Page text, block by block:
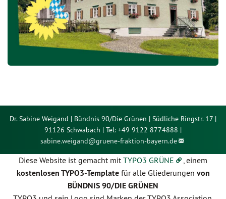
Dr. Sabine Weigand | Bündnis 90/Die Grünen | Südliche Ringstr. 17 |
91126 Schwabach | Tel: +49 9122 8774888 |
sabine.weigand@gruene-fraktion-bayern.de
Diese Website ist gemacht mitTYPO3 GRÜNE , einem
kostenlosen TYPO3-Templatefür alle Gliederungen von
BÜNDNIS 90/DIE GRÜNEN